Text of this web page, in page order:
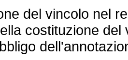
del vincolo nel
costituzione